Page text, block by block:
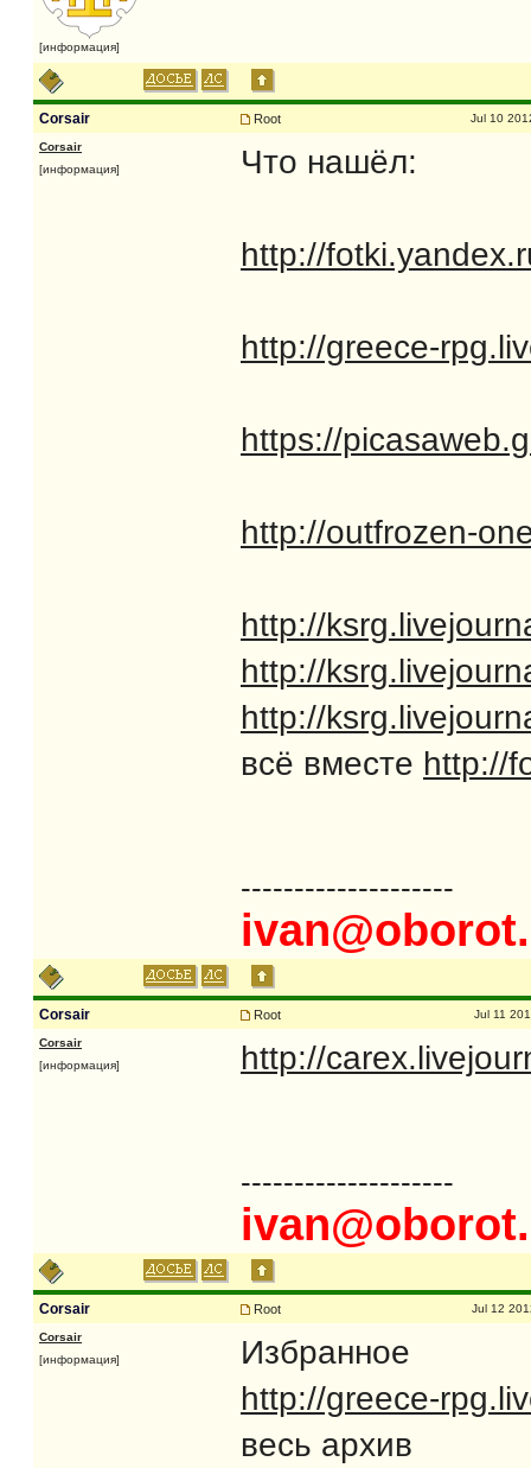
[информация]
Corsair Root Jul 10
Corsair
[информация]
Что нашёл:
http://
http://greece-
https://
http://outfrozen-
http://
http://
http://
всё вместе http://
--------------------
Corsair Root Jul 11
Corsair
[информация]
http://
--------------------
Corsair Root Jul 12
Corsair
[информация]
Избранное
http://greece-
весь архив